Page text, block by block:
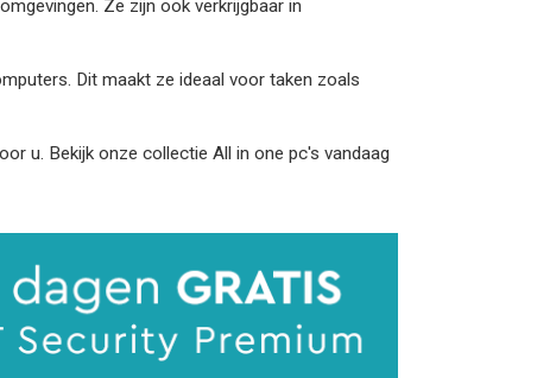
Ze zijn ook verkrijgbaar in
Dit maakt ze ideaal voor taken zoals
u. Bekijk onze collectie All in one pc's vandaag